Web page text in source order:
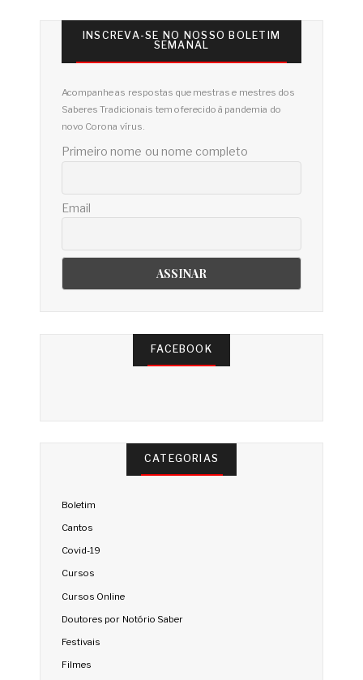
INSCREVA-SE NO NOSSO BOLETIM
SEMANAL
Acompanhe as respostas que mestras e mestres dos
Saberes Tradicionais tem oferecido à pandemia do
novo Corona vírus.
Primeiro nome ou nome completo
Email
FACEBOOK
CATEGORIAS
Boletim
Cantos
Covid-19
Cursos
Cursos Online
Doutores por Notório Saber
Festivais
Filmes